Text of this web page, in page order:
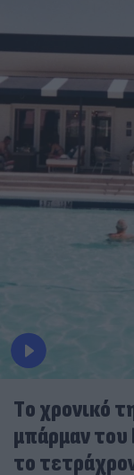
Tο χρονικό
μπάρμαν
το